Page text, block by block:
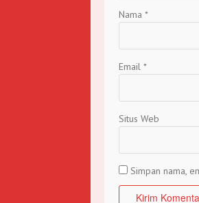
Nama *
Email *
Situs Web
Simpan nama,